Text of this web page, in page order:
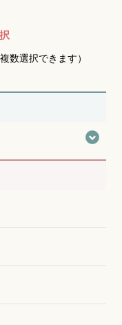
数選択できます）